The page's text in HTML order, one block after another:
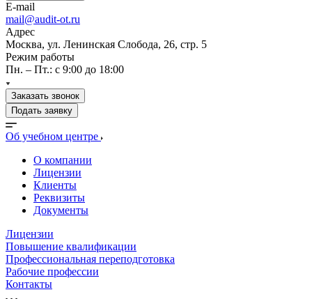
E-mail
mail@audit-ot.ru
Адрес
Москва, ул. Ленинская Слобода, 26, стр. 5
Режим работы
Пн. – Пт.: с 9:00 до 18:00
Заказать звонок
Подать заявку
Об учебном центре
О компании
Лицензии
Клиенты
Реквизиты
Документы
Лицензии
Повышение квалификации
Профессиональная переподготовка
Рабочие профессии
Контакты